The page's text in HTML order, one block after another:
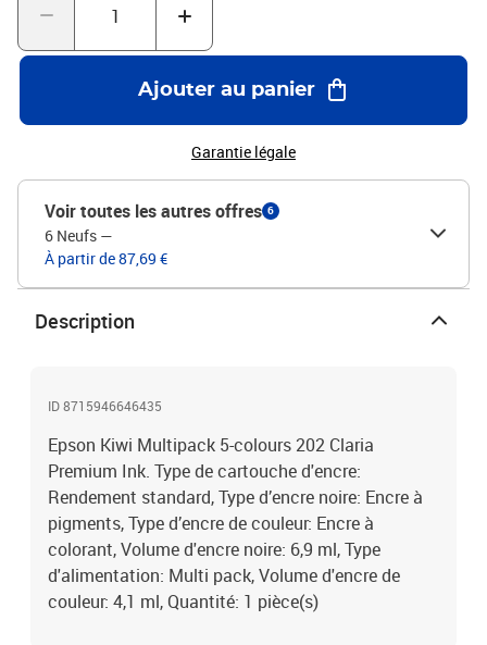
Ajouter au panier
Garantie légale
Voir toutes les autres offres 6
6 Neufs —
À partir de 87,69 €
Description
ID 8715946646435
Epson Kiwi Multipack 5-colours 202 Claria
Premium Ink. Type de cartouche d'encre:
Rendement standard, Type d’encre noire: Encre à
pigments, Type d’encre de couleur: Encre à
colorant, Volume d'encre noire: 6,9 ml, Type
d'alimentation: Multi pack, Volume d'encre de
couleur: 4,1 ml, Quantité: 1 pièce(s)